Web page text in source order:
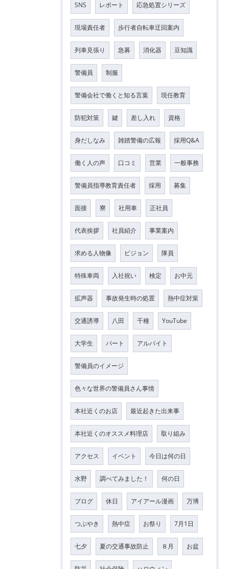
SNS レポート 応急処置シリーズ
現場責任者 歩行者自転車迂回案内
列車見張り 急募 消化器 豆知識
警備員 制服
警備会社で働くと知る言葉 現任教育
防犯対策 鍵 差し入れ 資格
身だしなみ 雑踏警備の広報 採用Q&A
働く人の声 口コミ 営業 一般事務
警備員指導教育責任者 採用 募集
面接 寮 社用車 正社員
代表挨拶 社員紹介 事業案内
求める人物像 ビジョン 隊員
特殊車両 入社祝い 検定 お中元
拡声器 事故発生時の処置 熱中症対策
交通誘導 八田 千種 YouTube
大学生 パート アルバイト
警備員のイメージ
色々な世界の警備員さん事情
本社近くのお店 最近起きた出来事
本社近くのオススメ料理店 取り組み
アクセス イベント 今日は何の日
水野 調べてみました！ 何の日
ブログ 休日 アイアール漫画 万博
つぶやき 熱中症 お祭り 7月1日
七夕 夏の交通事故防止 ８月 お盆